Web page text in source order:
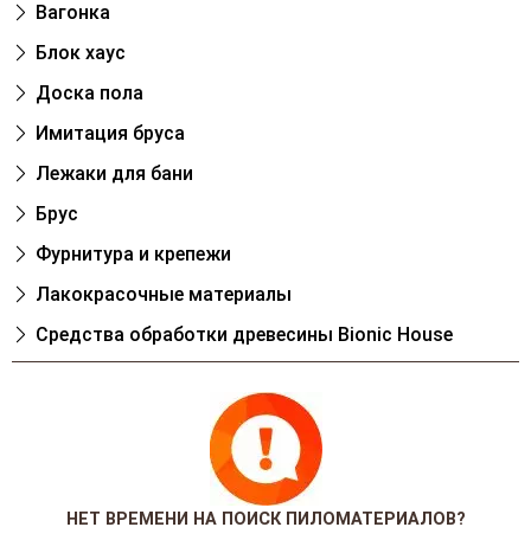
Вагонка
Блок хаус
Доска пола
Имитация бруса
Лежаки для бани
Брус
Фурнитура и крепежи
Лакокрасочные материалы
Cредства обработки древесины Bionic House
НЕТ ВРЕМЕНИ НА ПОИСК ПИЛОМАТЕРИАЛОВ?